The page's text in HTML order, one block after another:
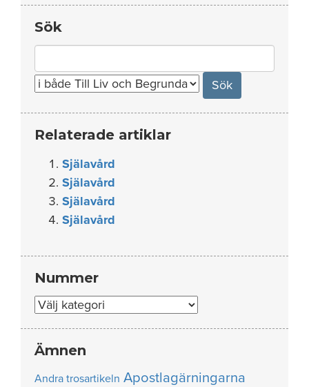
Sök
for:
Relaterade artiklar
Själavård
Själavård
Själavård
Själavård
Nummer
Nummer
Ämnen
Andra trosartikeln Apostlagärningarna